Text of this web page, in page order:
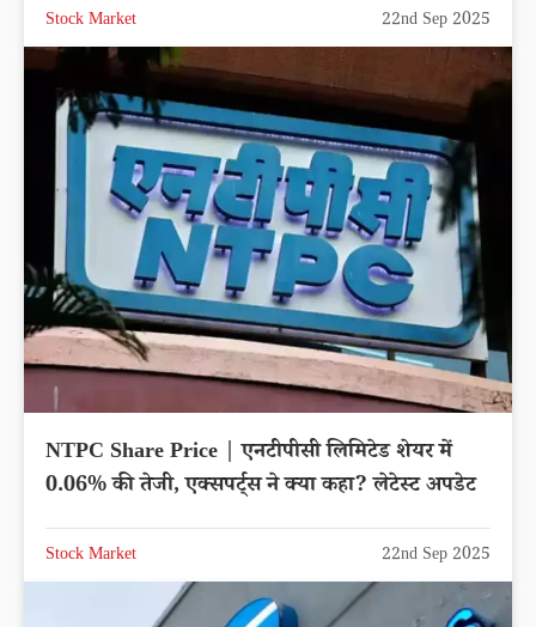
Stock Market 22nd Sep 2025
NTPC Share Price | एनटीपीसी लिमिटेड शेयर में
0.06% की तेजी, एक्सपर्ट्स ने क्या कहा? लेटेस्ट अपडेट
Stock Market 22nd Sep 2025